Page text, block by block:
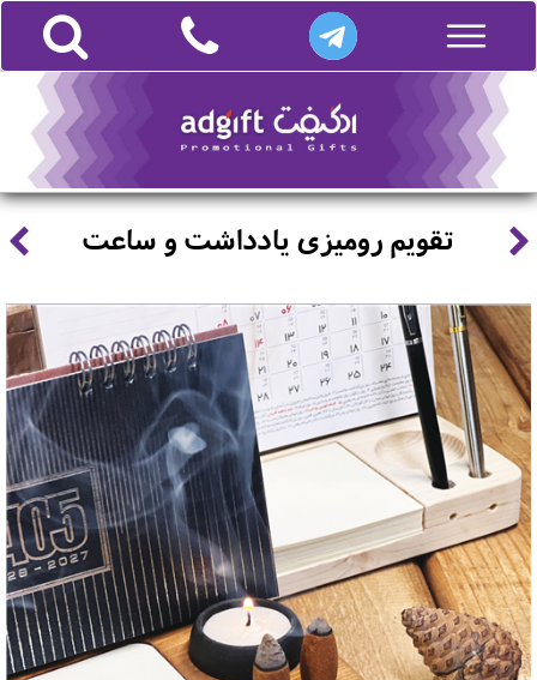
تقویم رومیزی یادداشت و ساعت